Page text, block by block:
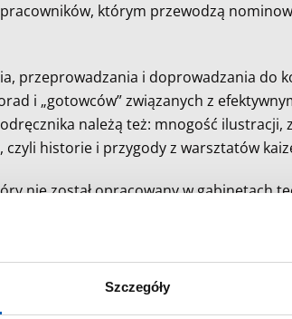
Szczegóły
którym przewodzą
przeprowadzania i doprowadzania do
i „gotowców” związanych z
należą też: mnogość ilustracji,
historie i przygody z warsztatów
nie został opracowany w gabinetach
okaże się na tyle inspirująca, że